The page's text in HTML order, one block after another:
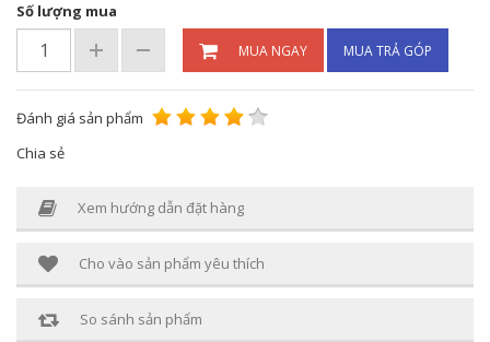
Số lượng mua
MUA NGAY MUA TRẢ GÓP
Đánh giá sản phẩm
Chia sẻ
Xem hướng dẫn đặt hàng
Cho vào sản phẩm yêu thích
So sánh sản phẩm